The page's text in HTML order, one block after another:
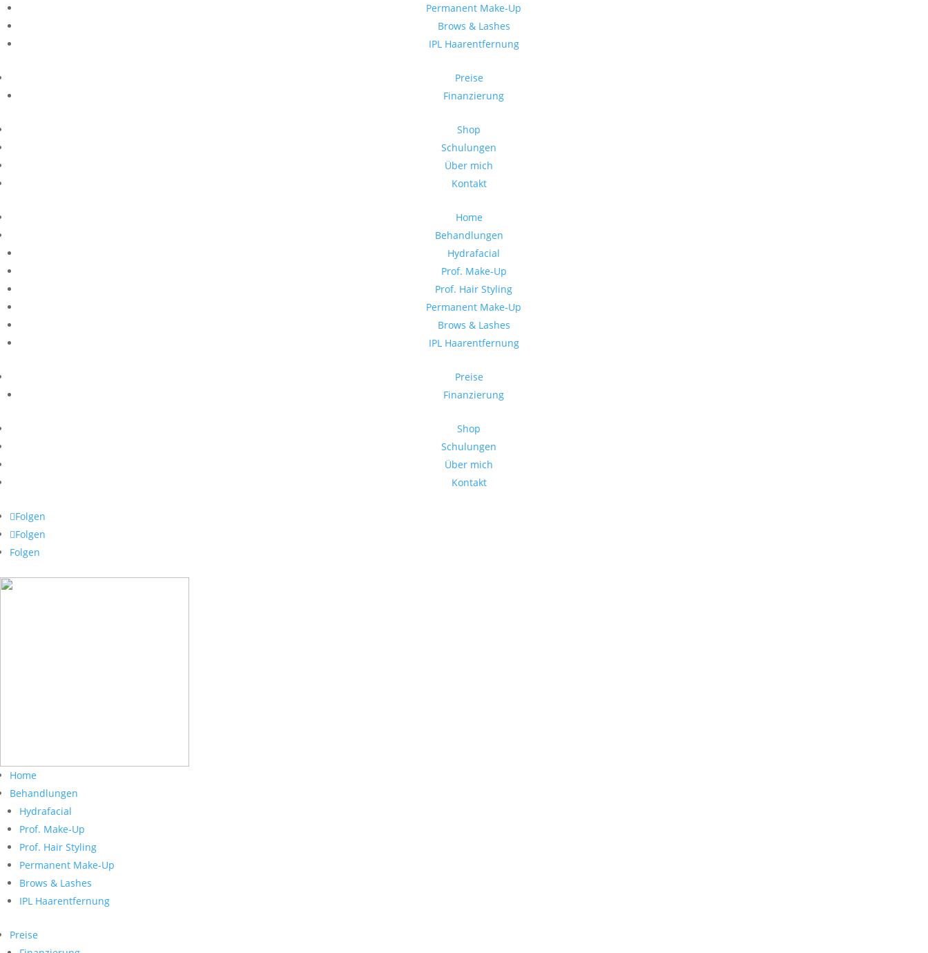
Permanent Make-Up
Brows & Lashes
IPL Haarentfernung
Preise
Finanzierung
Shop
Schulungen
Über mich
Kontakt
Home
Behandlungen
Hydrafacial
Prof. Make-Up
Prof. Hair Styling
Permanent Make-Up
Brows & Lashes
IPL Haarentfernung
Preise
Finanzierung
Shop
Schulungen
Über mich
Kontakt
Folgen
Folgen
Folgen
Home
Behandlungen
Hydrafacial
Prof. Make-Up
Prof. Hair Styling
Permanent Make-Up
Brows & Lashes
IPL Haarentfernung
Preise